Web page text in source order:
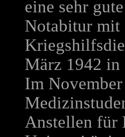
eine sehr
Notabitur mit
März 1942
Im
Anstellen für